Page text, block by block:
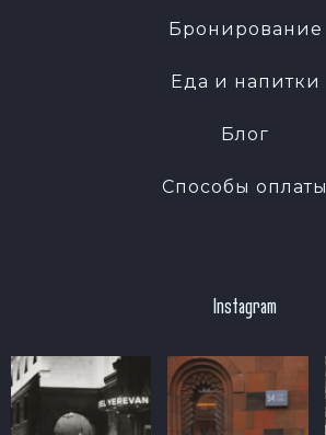
Бронирование
Еда и напитки
Блог
Способы оплаты
Instagram